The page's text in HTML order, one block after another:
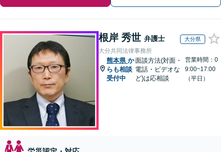
根岸 秀世 弁護士 大分県
大分共同法律事務所
熊本県 か
らも相談
受付中
面談方法(対面・
電話・ビデオな
ど)は応相談
営業時間：0
9:00~17:00
（平日）